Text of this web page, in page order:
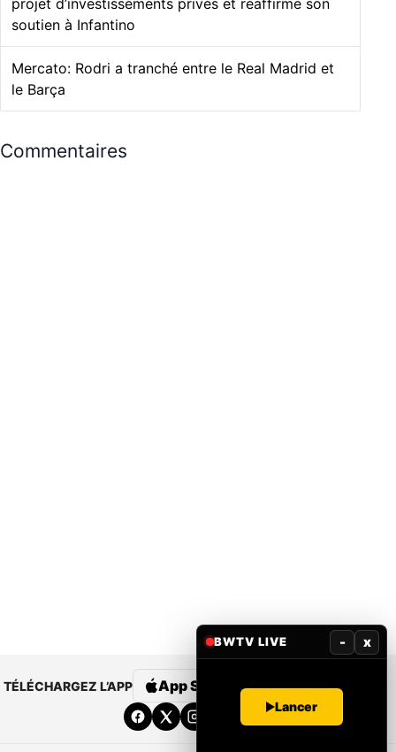
projet d’investissements privés et réaffirme son
soutien à Infantino
Mercato: Rodri a tranché entre le Real Madrid et
le Barça
Commentaires
TÉLÉCHARGEZ L’APP App Store Google Play
BWTV LIVE - x
Lancer